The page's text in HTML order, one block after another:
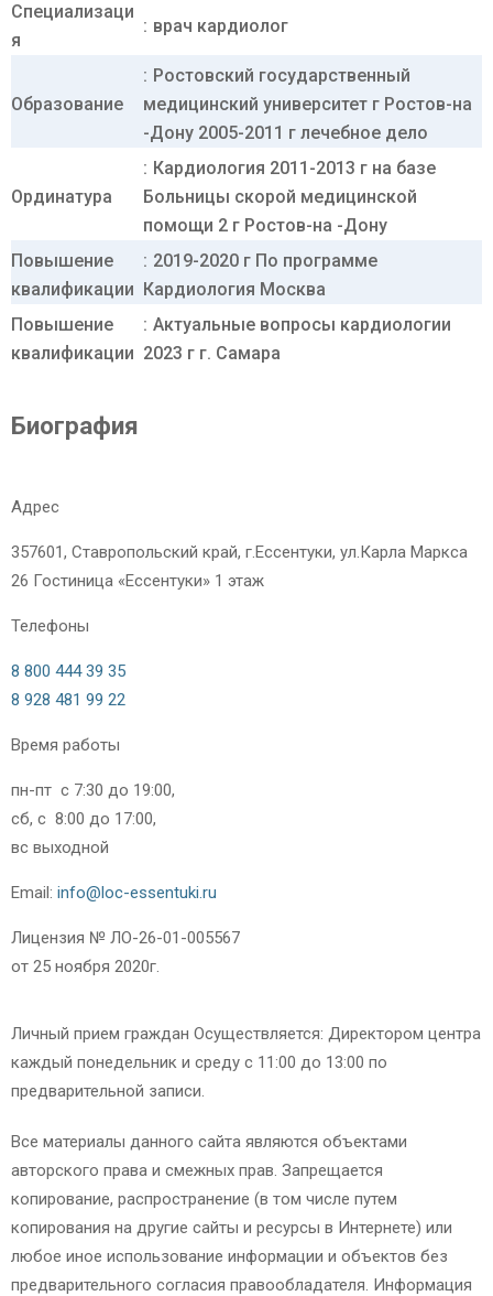
Cпециализаци
я
врач кардиолог
Образование
Ростовский государственный
медицинский университет г Ростов-на
-Дону 2005-2011 г лечебное дело
Ординатура
Кардиология 2011-2013 г на базе
Больницы скорой медицинской
помощи 2 г Ростов-на -Дону
Повышение
квалификации
2019-2020 г По программе
Кардиология Москва
Повышение
квалификации
Актуальные вопросы кардиологии
2023 г г. Самара
Биография
Адрес
357601, Ставропольский край, г.Ессентуки, ул.Карла Маркса
26 Гостиница «Ессентуки» 1 этаж
Телефоны
8 800 444 39 35
8 928 481 99 22
Время работы
пн-пт с 7:30 до 19:00,
сб, с 8:00 до 17:00,
вс выходной
Email: info@loc-essentuki.ru
Лицензия № ЛО-26-01-005567
от 25 ноября 2020г.
Личный прием граждан Осуществляется: Директором центра
каждый понедельник и среду с 11:00 до 13:00 по
предварительной записи.
Все материалы данного сайта являются объектами
авторского права и смежных прав. Запрещается
копирование, распространение (в том числе путем
копирования на другие сайты и ресурсы в Интернете) или
любое иное использование информации и объектов без
предварительного согласия правообладателя. Информация